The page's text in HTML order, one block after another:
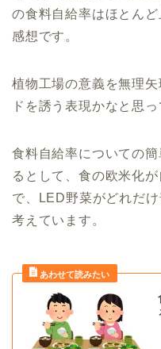
の食料自給率はほとん
感想です。
植物工場の意義を無理
ドを誘う表現かなと思っ
食料自給率についての
るとして、食の欧米化
で、LED野菜がどれだ
考えています。